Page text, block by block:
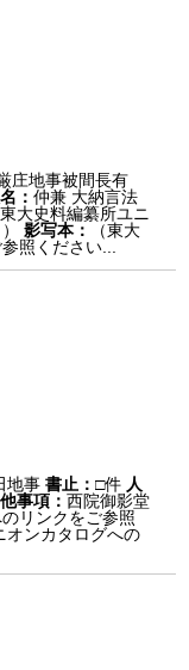
庄地事被間長有
：仲兼 大納言法
東大史料編纂所ユニ
影写本：
（東大
照ください...
地事書止：□件 人
事項：西院御影堂
リンクをご参照
オンカタログへの